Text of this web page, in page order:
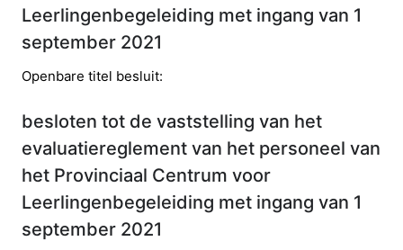
Leerlingenbegeleiding met ingang van 1
september 2021
https://data.vlaanderen.be/id/concept/BesluitType/
Openbare titel besluit:
besloten tot de vaststelling van het
evaluatiereglement van het personeel van
het Provinciaal Centrum voor
Leerlingenbegeleiding met ingang van 1
september 2021​